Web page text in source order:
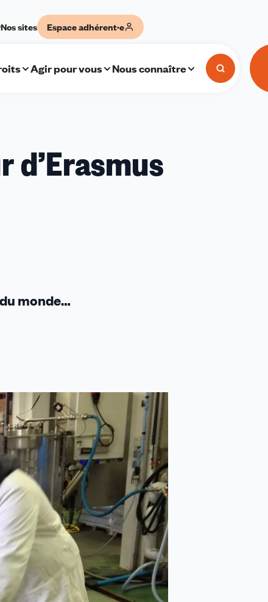
Nos sites Espace adhérent·e
Agir pour vous Nous connaître
d’Erasmus
monde…